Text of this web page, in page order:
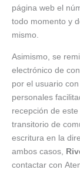
página web el
todo momento y
mismo.
Asimismo, se
electrónico de
por el usuario
personales
recepción de
transitorio de
escritura en la
ambos casos,
contactar con